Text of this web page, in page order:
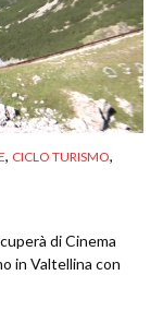
, CICLO TURISMO,
di Cinema
in Valtellina con